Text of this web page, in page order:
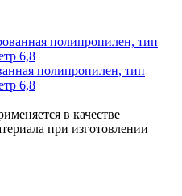
полипропилен, тип
6,8
в качестве
при изготовлении